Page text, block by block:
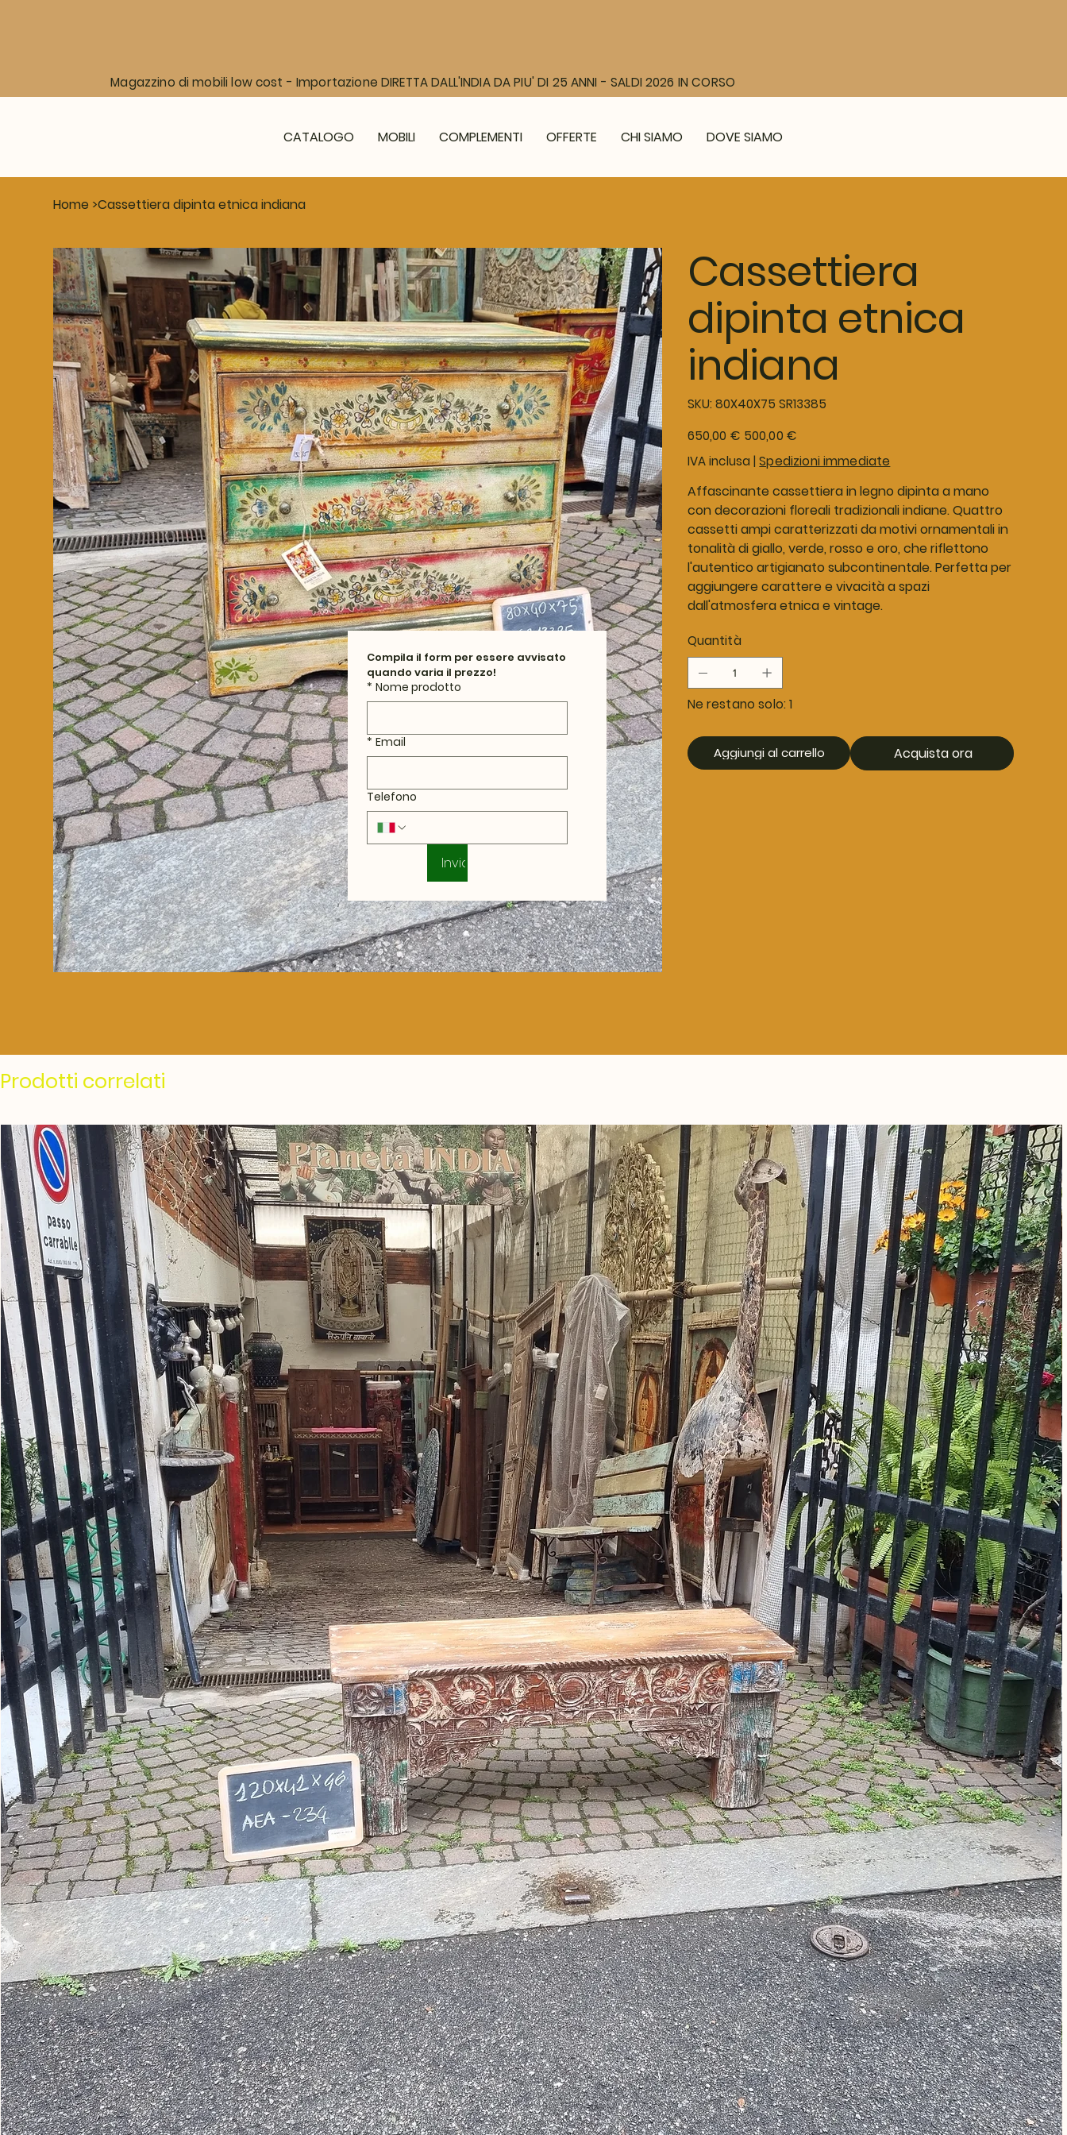
CATALOGO MOBILI COMPLEMENTI OFFERTE CHI SIAMO DOVE SIAMO
Home >Cassettiera dipinta etnica indiana
Cassettiera
dipinta etnica
indiana
SKU: SKU
80X40X75
80X40X75 SR13385
Prezzo
originale
650,00 € Prezzo
scontato
500,00 €
IVA inclusa | Spedizioni immediate
Affascinante cassettiera in legno dipinta a mano
con decorazioni floreali tradizionali indiane. Quattro
cassetti ampi caratterizzati da motivi ornamentali in
tonalità di giallo, verde, rosso e oro, che riflettono
l'autentico artigianato subcontinentale. Perfetta per
aggiungere carattere e vivacità a spazi
dall'atmosfera etnica e vintage.
Quantità
Ne restano solo: 1
Aggiungi al carrello Acquista ora
Compila il form per essere avvisato
quando varia il prezzo!
* Nome prodotto
* Email
Telefono
Invia
Prodotti correlati
Magazzino di mobili low cost - Importazione DIRETTA DALL'INDIA DA PIU' DI 25 ANNI - SALDI 2026 IN CORSO